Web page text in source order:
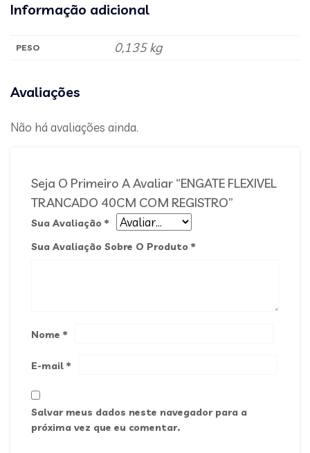
Informação adicional
PESO 0,135 kg
Avaliações
Não há avaliações ainda.
Seja O Primeiro A Avaliar “ENGATE FLEXIVEL
TRANCADO 40CM COM REGISTRO”
Sua Avaliação *
Sua Avaliação Sobre O Produto *
Nome *
E-mail *
Salvar meus dados neste navegador para a
próxima vez que eu comentar.